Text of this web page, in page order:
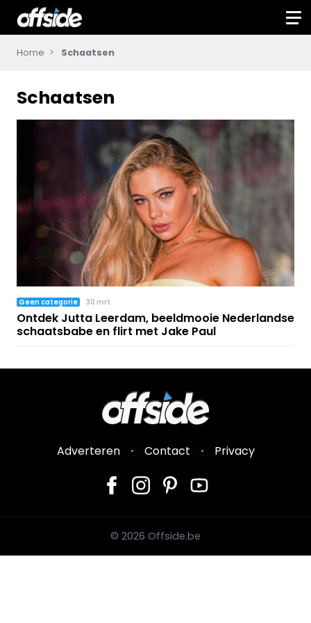
Home Schaatsen
Schaatsen
Geen categorie 30 mrt
Ontdek Jutta Leerdam, beeldmooie Nederlandse
schaatsbabe en flirt met Jake Paul
Adverteren Contact Privacy
© 2026 Offside.be